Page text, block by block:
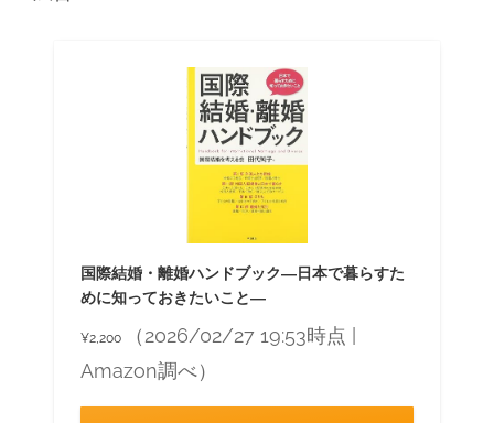
国際結婚・離婚ハンドブック―日本で暮らすた
めに知っておきたいこと―
¥2,200
（2026/02/27 19:53時点 |
Amazon調べ）